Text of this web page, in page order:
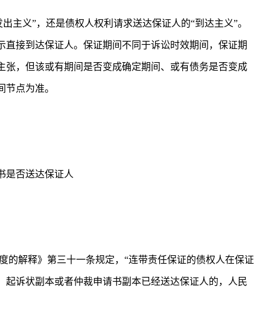
主义”，还是债权人权利请求送达保证人的“到达主义”。
接到达保证人。保证期间不同于诉讼时效期间，保证期
，但该或有期间是否变成确定期间、或有债务是否变成
点为准。
是否送达保证人
的解释》第三十一条规定，“连带责任保证的债权人在保证
诉状副本或者仲裁申请书副本已经送达保证人的，人民